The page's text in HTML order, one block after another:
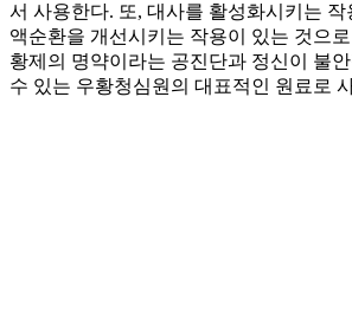
서 사용한다. 또, 대사를 활성화시키는 작
액순환을 개선시키는 작용이 있는 것으
황제의 명약이라는 공진단과 정신이 불
수 있는 우황청심원의 대표적인 원료로